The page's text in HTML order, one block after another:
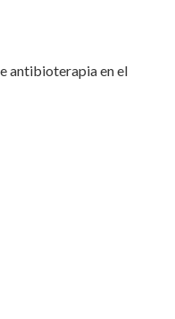
antibioterapia en el